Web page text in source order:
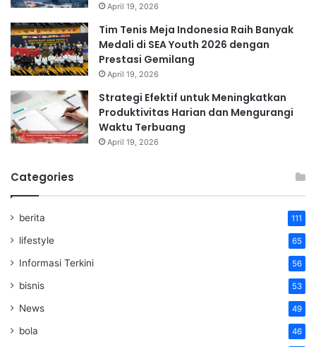
April 19, 2026
Tim Tenis Meja Indonesia Raih Banyak
Medali di SEA Youth 2026 dengan
Prestasi Gemilang
April 19, 2026
Strategi Efektif untuk Meningkatkan
Produktivitas Harian dan Mengurangi
Waktu Terbuang
April 19, 2026
Categories
berita 111
lifestyle 65
Informasi Terkini 56
bisnis 53
News 49
bola 46